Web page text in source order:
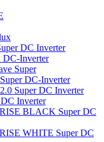
DC Inverter
DC-Inverter
Super
DC-Inverter
Super DC Іnverter
Inverter
BLACK Super DC
WHITE Super DC